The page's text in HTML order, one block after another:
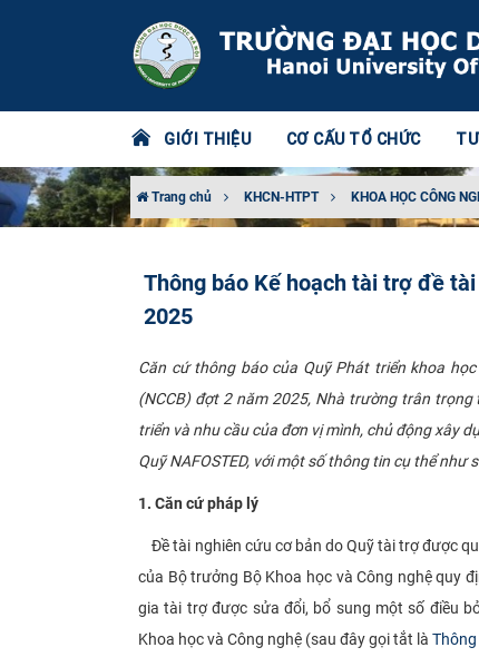
GIỚI THIỆU CƠ CẤU TỔ CHỨC
Trang chủ KHCN-HTPT KHOA HỌC CÔNG
Thông báo Kế hoạch tài trợ đề
2025
Căn cứ thông báo của Quỹ Phát triển khoa
(NCCB) đợt 2 năm 2025, Nhà trường trân
triển và nhu cầu của đơn vị mình, chủ động xây
Quỹ NAFOSTED, với một số thông tin cụ thể như
1. Căn cứ pháp lý
Đề tài nghiên cứu cơ bản do Quỹ tài trợ được
của Bộ trưởng Bộ Khoa học và Công nghệ quy
gia tài trợ được sửa đổi, bổ sung một số điều
Khoa học và Công nghệ (sau đây gọi tắt là